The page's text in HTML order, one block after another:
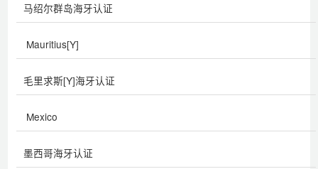
马绍尔群岛海牙认证
Mauritius[Y]
毛里求斯[Y]海牙认证
Mexico
墨西哥海牙认证